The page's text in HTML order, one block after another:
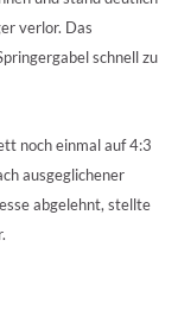
verlor. Das
schnell zu
noch einmal auf 4:3
ausgeglichener
abgelehnt, stellte